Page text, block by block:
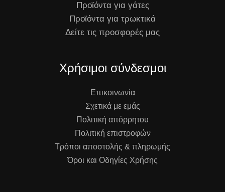
Προϊόντα για γάτες
Προϊόντα για τρωκτικά
Δείτε τις προσφορές μας
Χρήσιμοι σύνδεσμοι
Επικοινωνία
Σχετικά με εμάς
Πολιτική απόρρητου
Πολιτική επιστροφών
Τρόποι αποστολής & πληρωμής
Όροι και Οδηγίες Χρήσης